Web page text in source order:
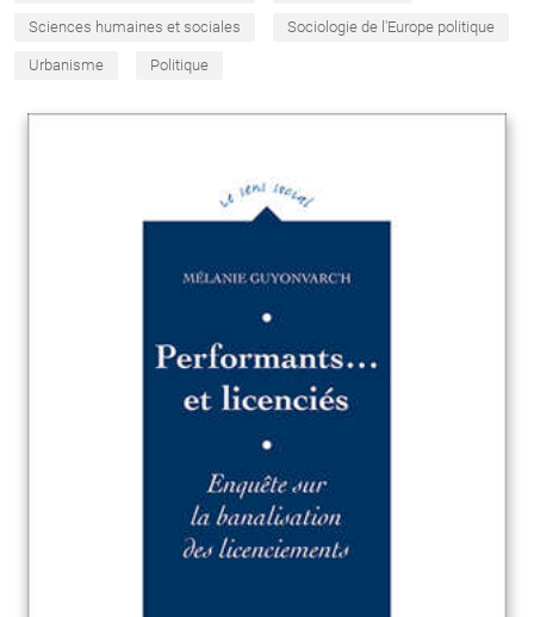
Sciences humaines et sociales Sociologie de l'Europe politique
Urbanisme Politique